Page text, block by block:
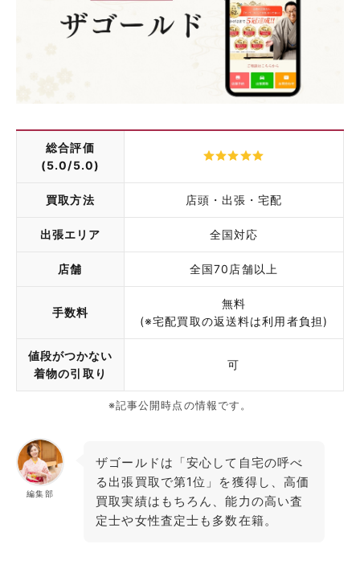
総合評価
(5.0/5.0)
買取方法 店頭・出張・宅配
出張エリア 全国対応
店舗 全国70店舗以上
手数料
無料
(※宅配買取の返送料は利用者負担)
値段がつかない
着物の引取り
可
※記事公開時点の情報です。
編集部
ザゴールドは「安心して自宅の呼べ
る出張買取で第1位」を獲得し、高価
買取実績はもちろん、能力の高い査
定士や女性査定士も多数在籍。